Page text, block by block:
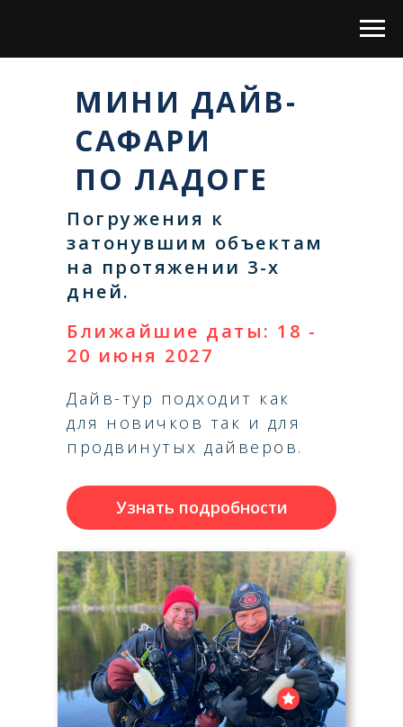
Погружения к
затонувшим объектам
на протяжении 3-х
дней.
Дайв-тур подходит как
для новичков так и для
продвинутых дайверов.
Узнать подробности
МИНИ ДАЙВ-
САФАРИ
ПО ЛАДОГЕ
Ближайшие даты: 18 -
20 июня 2027